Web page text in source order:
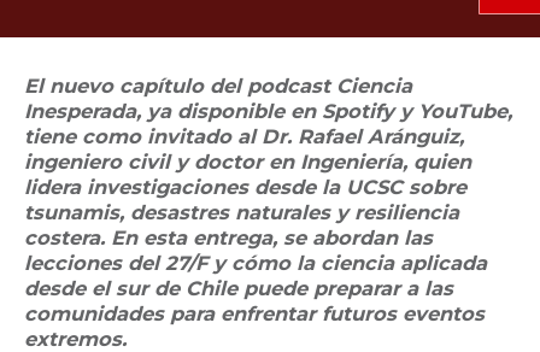
El nuevo capítulo del podcast Ciencia
Inesperada, ya disponible en Spotify y YouTube,
tiene como invitado al Dr. Rafael Aránguiz,
ingeniero civil y doctor en Ingeniería, quien
lidera investigaciones desde la UCSC sobre
tsunamis, desastres naturales y resiliencia
costera. En esta entrega, se abordan las
lecciones del 27/F y cómo la ciencia aplicada
desde el sur de Chile puede preparar a las
comunidades para enfrentar futuros eventos
extremos.